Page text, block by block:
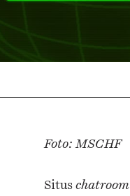
Foto: MSCHF
Situschatroom